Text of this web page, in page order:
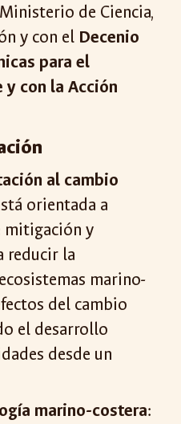
de Ciencia,
y con el Decenio
para el
y con la Acción
al cambio
orientada a
mitigación y
reducir la
marino-
del cambio
el desarrollo
desde un
marino-costera: